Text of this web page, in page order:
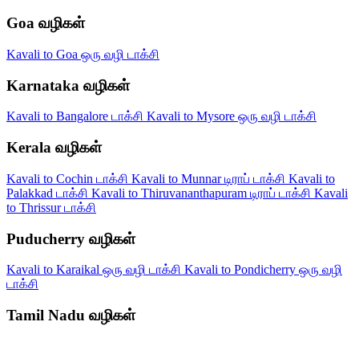
Goa வழிகள்
Kavali to Goa ஒரு வழி டாக்சி
Karnataka வழிகள்
Kavali to Bangalore டாக்சி Kavali to Mysore ஒரு வழி டாக்சி
Kerala வழிகள்
Kavali to Cochin டாக்சி Kavali to Munnar டிராப் டாக்சி Kavali to
Palakkad டாக்சி Kavali to Thiruvananthapuram டிராப் டாக்சி Kavali
to Thrissur டாக்சி
Puducherry வழிகள்
Kavali to Karaikal ஒரு வழி டாக்சி Kavali to Pondicherry ஒரு வழி
டாக்சி
Tamil Nadu வழிகள்